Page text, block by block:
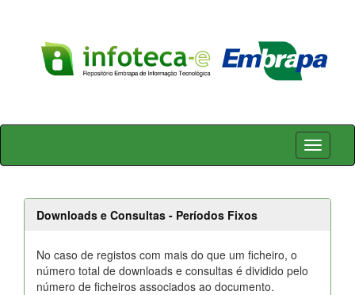
Skip
Downloads e Consultas - Períodos Fixos
No caso de registos com mais do que um ficheiro, o
número total de downloads e consultas é dividido pelo
número de ficheiros associados ao documento.